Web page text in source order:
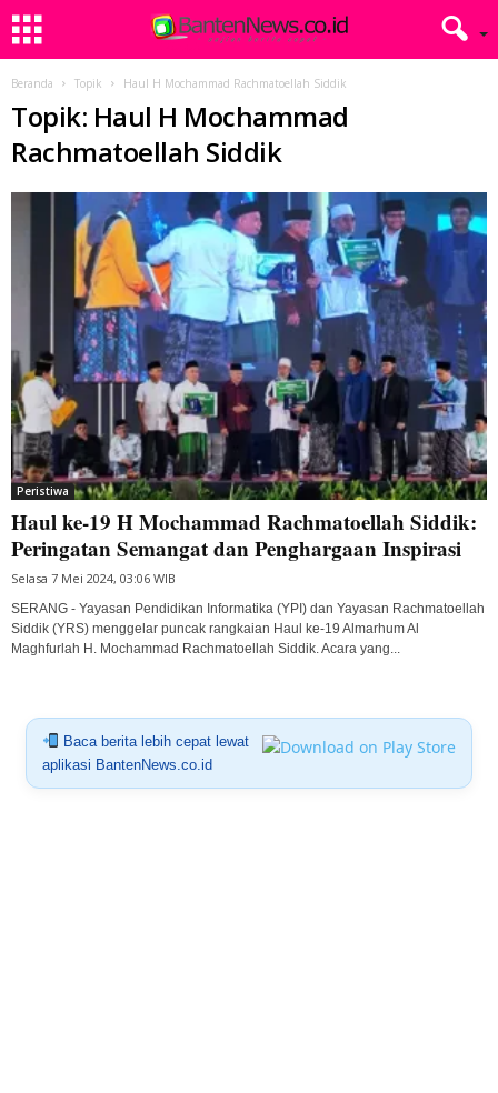
Beranda Topik Haul H Mochammad Rachmatoellah Siddik
Topik: Haul H Mochammad
Rachmatoellah Siddik
Peristiwa
Haul ke-19 H Mochammad Rachmatoellah Siddik:
Peringatan Semangat dan Penghargaan Inspirasi
Selasa 7 Mei 2024, 03:06 WIB
SERANG - Yayasan Pendidikan Informatika (YPI) dan Yayasan Rachmatoellah
Siddik (YRS) menggelar puncak rangkaian Haul ke-19 Almarhum Al
Maghfurlah H. Mochammad Rachmatoellah Siddik. Acara yang...
Baca berita lebih cepat lewat
aplikasi BantenNews.co.id